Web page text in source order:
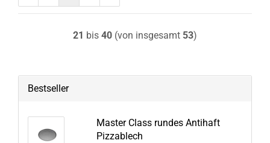
21 bis 40 (von insgesamt 53)
Bestseller
Master Class rundes Antihaft
Pizzablech